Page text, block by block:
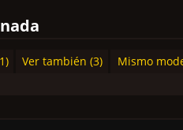
Ver también (3) Mismo